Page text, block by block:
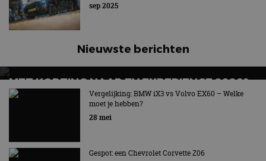
sep 2025
Nieuwste berichten
MET KORTING NAAR EV EXPERIENCE 2026?
AUTORAI REGELT HET!
EV Experience 2026 van 24 tot 26 september
Vergelijking: BMW iX3 vs Volvo EX60 – Welke
moet je hebben?
28 mei
Gespot: een Chevrolet Corvette Z06